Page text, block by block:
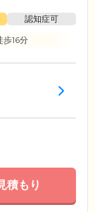
認知症可
歩16分
積もり